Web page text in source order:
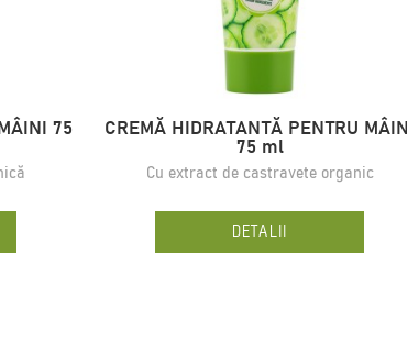
75
CREMĂ HIDRATANTĂ PENTRU MÂINI
75 ml
Cu extract de castravete organic
DETALII